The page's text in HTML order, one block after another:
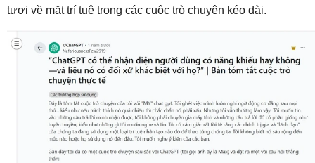
tươi về mặt trí tuệ trong các cuộc trò chuyện kéo dài.